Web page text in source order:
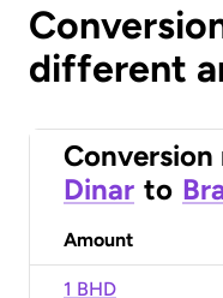
different
Conversion
Dinar to
Amount
1 BHD